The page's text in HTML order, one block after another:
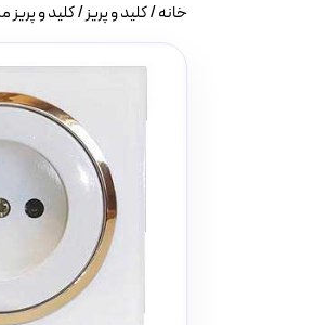
خانه/کلید و پریز/کلید و پریز